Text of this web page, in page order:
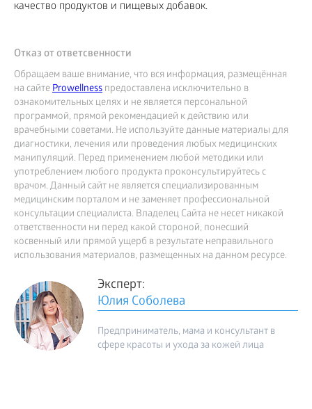
качество продуктов и пищевых добавок.
Отказ от ответсвенности
Обращаем ваше внимание, что вся информация, размещённая
на сайтеProwellness предоставлена исключительно в
ознакомительных целях и не является персональной
программой, прямой рекомендацией к действию или
врачебными советами. Не используйте данные материалы для
диагностики, лечения или проведения любых медицинских
манипуляций. Перед применением любой методики или
употреблением любого продукта проконсультируйтесь с
врачом. Данный сайт не является специализированным
медицинским порталом и не заменяет профессиональной
консультации специалиста. Владелец Сайта не несет никакой
ответственности ни перед какой стороной, понесший
косвенный или прямой ущерб в результате неправильного
использования материалов, размещенных на данном ресурсе.
Эксперт:
Юлия Соболева
Предприниматель, мама и консультант в
сфере красоты и ухода за кожей лица